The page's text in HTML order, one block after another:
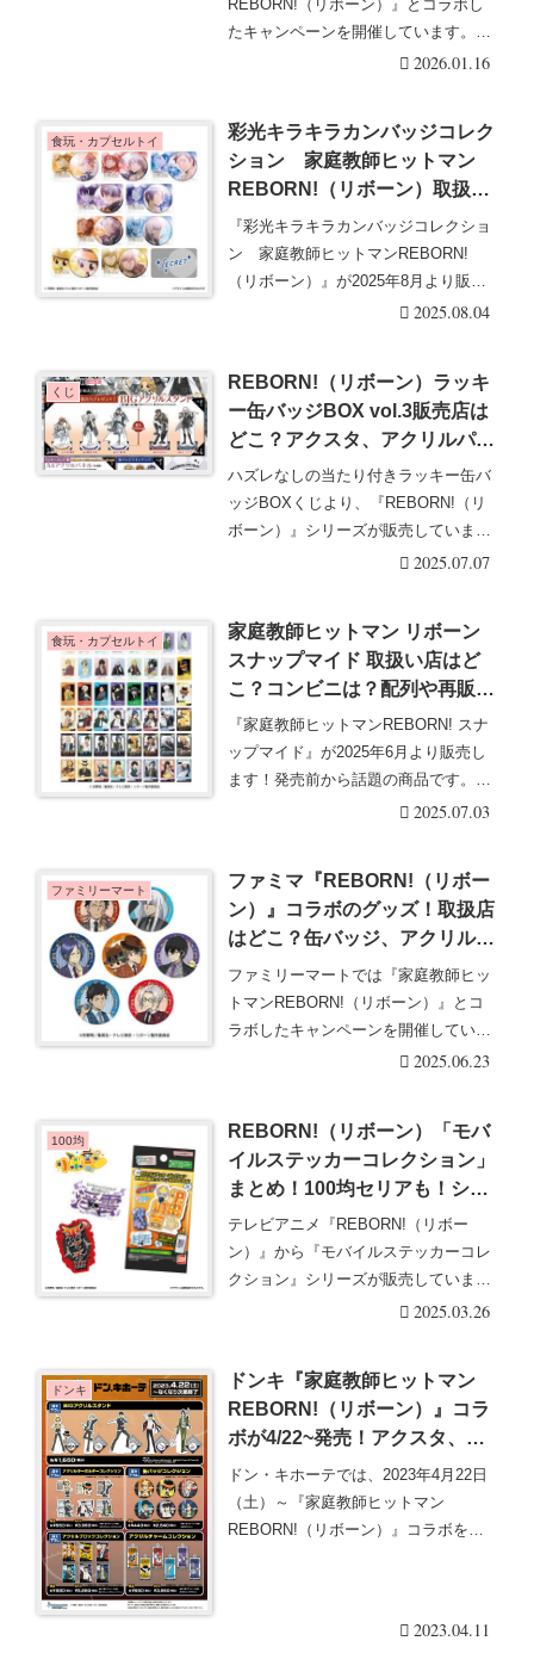
どこ？オンラインではそのほか
REBORN!（リボーン）』とコラボし
たキャンペーンを開催しています。ロ
ーソンの限定描き・・・続きを読む
2026.01.16
食玩・カプセルトイ
彩光キラキラカンバッジコレク
ション 家庭教師ヒットマン
REBORN!（リボーン）取扱い
店はどこ？コンビニは？配列や
再販売まとめ！フラゲは？イオ
ン、ローソンも！缶バッジのシ
ークレットは1種類！
『彩光キラキラカンバッジコレクショ
ン 家庭教師ヒットマンREBORN!
（リボーン）』が2025年8月より販売
します！発売・・・続きを読む2025.08.04
くじ
REBORN!（リボーン）ラッキ
ー缶バッジBOX vol.3販売店は
どこ？アクスタ、アクリルパネ
ルの景品も！2025/7/5より新発
売！
ハズレなしの当たり付きラッキー缶バ
ッジBOXくじより、『REBORN!（リ
ボーン）』シリーズが販売していま
す！限定の景品・・・続きを読む
2025.07.07
食玩・カプセルトイ
家庭教師ヒットマン リボーン
スナップマイド 取扱い店はど
こ？コンビニは？配列や再販売
まとめ！フラゲは？イオン、ロ
ーソンも！カードは全48種類！
『家庭教師ヒットマンREBORN! スナ
ップマイド』が2025年6月より販売し
ます！発売前から話題の商品です。
『家庭教師・・・続きを読む2025.07.03
ファミリーマート
ファミマ『REBORN!（リボー
ン）』コラボのグッズ！取扱店
はどこ？缶バッジ、アクリルス
タンドがランダムのトレーディ
ングで2025/7/3より店頭で新発
売！
ファミリーマートでは『家庭教師ヒッ
トマンREBORN!（リボーン）』とコ
ラボしたキャンペーンを開催していま
す。ファミマの・・・続きを読む
2025.06.23
100均
REBORN!（リボーン）「モバ
イルステッカーコレクション」
まとめ！100均セリアも！シー
クレット！販売店はどこ？最新
は2025年2月に！
テレビアニメ『REBORN!（リボー
ン）』から『モバイルステッカーコレ
クション』シリーズが販売していま
す！ブラインドタイ・・・続きを読む
2025.03.26
ドンキ
ドンキ『家庭教師ヒットマン
REBORN!（リボーン）』コラ
ボが4/22~発売！アクスタ、ア
クキー、缶バッジも描き起こし
で登場！
ドン・キホーテでは、2023年4月22日
（土）～『家庭教師ヒットマン
REBORN!（リボーン）』コラボを販
2023.04.11